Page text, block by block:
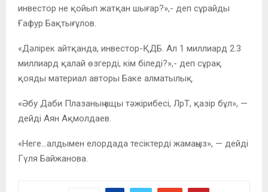
инвестор не қойып жатқан шығар?»,- деп сұрайды
Ғафур Бақтығұлов.
«Дәлірек айтқанда, инвестор-ҚДБ. Ал 1 миллиард 2.3
миллиард қалай өзгерді, кім біледі?»,- деп сұрақ
қояды материал авторы Баке алматылық.
«Әбу Даби Плазаның ащы тәжірибесі, ЛрТ, қазір бұл», —
дейді Аян Ақмолдаев.
«Неге…алдымен елордада тесіктерді жамаңыз», — дейді
Гүля Байжанова.